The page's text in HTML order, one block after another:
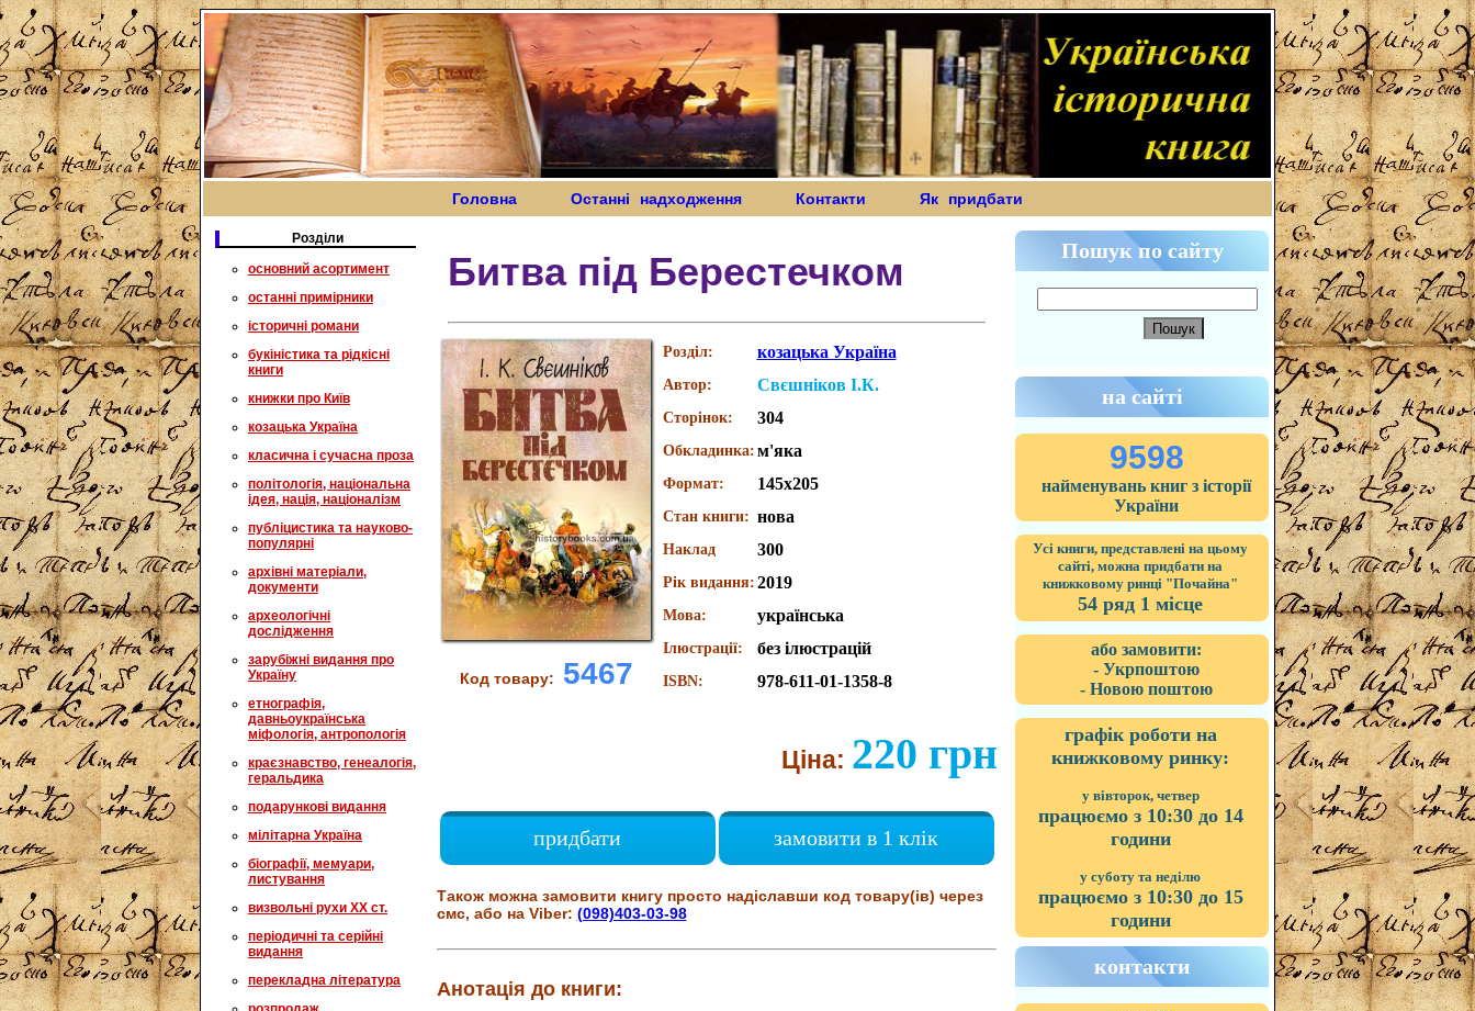
Головна Останні надходження Контакти Як придбати
Розділи
основний асортимент
останні примірники
історичні романи
букіністика та рідкісні
книги
книжки про Київ
козацька Україна
класична і сучасна проза
політологія, національна
ідея, нація, націоналізм
публіцистика та науково-
популярні
архівні матеріали,
документи
археологічні
дослідження
зарубіжні видання про
Україну
етнографія,
давньоукраїнська
міфологія, антропологія
краєзнавство, генеалогія,
геральдика
подарункові видання
мілітарна Україна
біографії, мемуари,
листування
визвольні рухи XX ст.
періодичні та серійні
видання
перекладна література
Битва під Берестечком
Код товару: 5467
Розділ: козацька Україна
Автор: Свєшніков І.К.
Сторінок: 304
Обкладинка: м'яка
Формат: 145х205
Стан книги: нова
Наклад 300
Рік видання: 2019
Мова: українська
Ілюстрації: без ілюстрацій
ISBN: 978-611-01-1358-8
Ціна: 220 грн
придбати замовити в 1 клік
Також можна замовити книгу просто надіславши код товару(ів) через
смс, або на Viber: (098)403-03-98
Анотація до книги:
Пошук по сайту
на сайті
9598
найменувань книг з історії
України
Усі книги, представлені на цьому
сайті, можна придбати на
книжковому ринці "Почайна"
54 ряд 1 місце
або замовити:
- Укрпоштою
- Новою поштою
графік роботи на
книжковому ринку:
у вівторок, четвер
працюємо з 10:30 до 14
години
у суботу та неділю
працюємо з 10:30 до 15
години
контакти